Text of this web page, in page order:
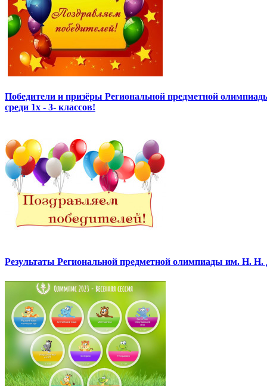
Победители и призёры Региональной предметной
среди 1х - 3- классов!
Результаты Региональной предметной олимпиады им. Н. Н.